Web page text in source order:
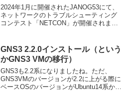
2024年1月に開催されたJANOG53にて、
ネットワークのトラブルシューティング
コンテスト「NETCON」が開催されまし
していきたいと思います。こちらでは
Leve...
GNS3 2.2.0インストール（という
かGNS3 VMの移行）
GNS3も2.2系になりましたね。ただ、
GNS3VMのバージョンが2.2に上がる際に
ベースOSのバージョンがUbuntu14系から